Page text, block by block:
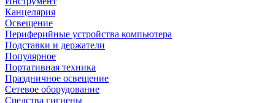
Канцелярия
Освещение
Периферийные устройства компьютера
Подставки и держатели
Популярное
Портативная техника
Праздничное освещение
Сетевое оборудование
Средства гигиены